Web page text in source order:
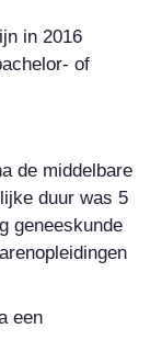
in 2016
of
de middelbare
duur was 5
geneeskunde
een